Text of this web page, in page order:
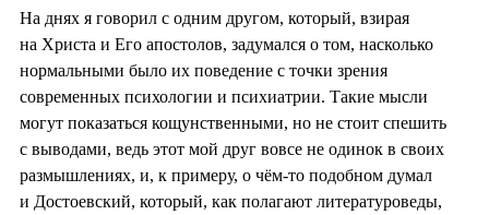
На днях я говорил с одним другом, который, взирая
на Христа и Его апостолов, задумался о том, насколько
нормальными было их поведение с точки зрения
современных психологии и психиатрии. Такие мысли
могут показаться кощунственными, но не стоит спешить
с выводами, ведь этот мой друг вовсе не одинок в своих
размышлениях, и, к примеру, о чём-то подобном думал
и Достоевский, который, как полагают литературоведы,